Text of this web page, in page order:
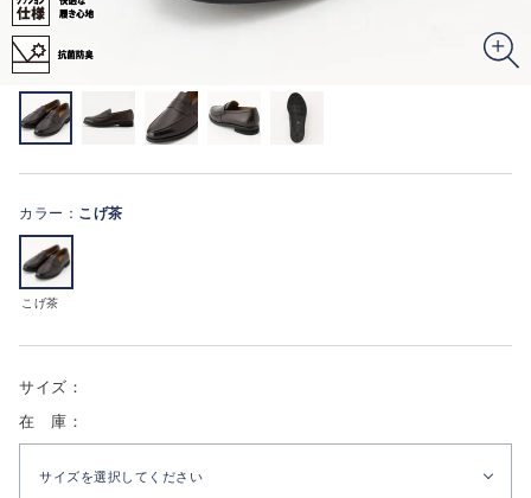
カラー： こげ茶
こげ茶
サイズ：
在 庫：
サイズを選択してください